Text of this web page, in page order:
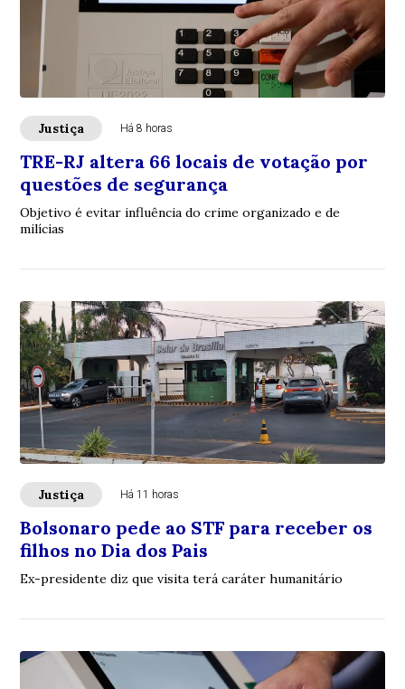
Justiça Há 8 horas
TRE-RJ altera 66 locais de votação por
questões de segurança
Objetivo é evitar influência do crime organizado e de
milícias
Justiça Há 11 horas
Bolsonaro pede ao STF para receber os
filhos no Dia dos Pais
Ex-presidente diz que visita terá caráter humanitário